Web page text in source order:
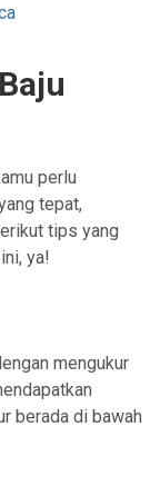
perlu
tepat,
tips yang
ya!
mengukur
berada di bawah